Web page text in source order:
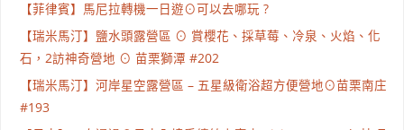
【菲律賓】馬尼拉轉機一日遊⊙可以去哪玩 ?
【瑞米馬汀】鹽水頭露營區 ⊙ 賞櫻花、採草莓、冷泉、火焰、化
石，2訪神奇營地 ⊙ 苗栗獅潭 #202
【瑞米馬汀】河岸星空露營區 – 五星級衛浴超方便營地⊙苗栗南庄
#193